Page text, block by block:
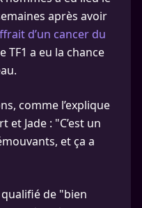
après avoir
d’un cancer du
TF1 a eu la chance
comme l’explique
et Jade : "C’est un
et ça a
de "bien